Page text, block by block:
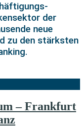
der
neue
zu den stärksten
– Frankfurt